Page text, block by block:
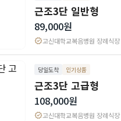
근조3단 일반형
89,000원
verified고신대학교복음병원 장례식장
당일도착 인기상품
근조3단 고급형
108,000원
verified고신대학교복음병원 장례식장